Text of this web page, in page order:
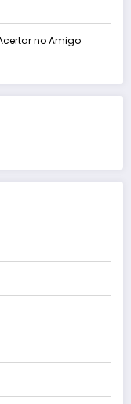
no Amigo